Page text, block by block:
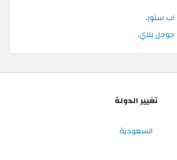
آب ستور.
جوجل بلاي.
تغيير الدولة
السعودية